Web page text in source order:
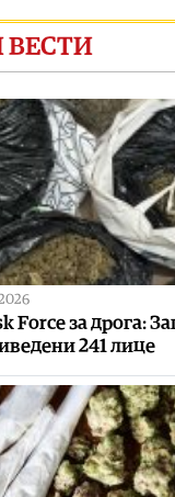
ВЕСТИ
Force за дрога:
241 лице